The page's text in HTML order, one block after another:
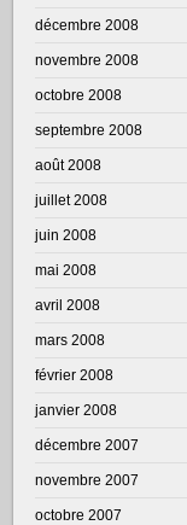
décembre 2008
novembre 2008
octobre 2008
septembre 2008
août 2008
juillet 2008
juin 2008
mai 2008
avril 2008
mars 2008
février 2008
janvier 2008
décembre 2007
novembre 2007
octobre 2007